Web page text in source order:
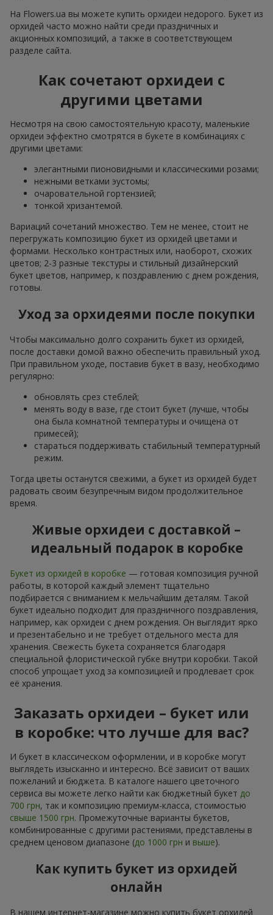
На Flowers.ua вы можете купить орхидеи недорого. Букет из
орхидей часто можно найти среди праздничных и
акционных композиций, а также в соответствующем
разделе сайта.
Как сочетают орхидеи с
другими цветами
Несмотря на свою самостоятельную красоту, маленькие
орхидеи эффектно смотрятся в букете в комбинациях с
другими цветами:
элегантными пионовидными и классическими розами;
нежными ветками эустомы;
очаровательной гортензией;
тонкой хризантемой.
Вариаций сочетаний множество. Тем не менее, стоит не
перегружать композицию букет из орхидей цветами и
формами. Несколько контрастных или, наоборот, схожих
цветов; 2-3 разные текстуры и стильный дизайнерский
букет цветов, например, к поздравлению с днем рождения,
готовы.
Уход за орхидеями после покупки
Чтобы максимально долго сохранить букет из орхидей,
после доставки домой важно обеспечить правильный уход.
При правильном уходе, поставив букет в вазу, необходимо
регулярно:
обновлять срез стеблей;
менять воду в вазе, где стоит букет (лучше, чтобы
она была комнатной температуры и очищена от
примесей);
стараться поддерживать стабильный температурный
режим.
Тогда цветы останутся свежими, а букет из орхидей будет
радовать своим безупречным видом продолжительное
время.
Живые орхидеи с доставкой –
идеальный подарок в коробке
Букет из орхидей в коробке — готовая композиция ручной
работы, в которой каждый элемент тщательно
подбирается с вниманием к мельчайшим деталям. Такой
букет идеально подходит для праздничного поздравления,
например, как орхидеи с днем рождения. Он выглядит ярко
и презентабельно и не требует отдельного места для
хранения. Свежесть букета сохраняется благодаря
специальной флористической губке внутри коробки. Такой
способ упрощает уход за композицией и продлевает срок
её хранения.
Заказать орхидеи – букет или
в коробке: что лучше для вас?
И букет в классическом оформлении, и в коробке могут
выглядеть изысканно и интересно. Всё зависит от ваших
пожеланий и бюджета. В каталоге нашего цветочного
сервиса вы можете легко найти как бюджетный букет до
700 грн, так и композицию премиум-класса, стоимостью
свыше 1500 грн. Промежуточные варианты букетов,
комбинированные с другими растениями, представлены в
среднем ценовом диапазоне (до 1000 грн и выше).
Как купить букет из орхидей
онлайн
В нашем интернет-магазине можно купить букет орхидей